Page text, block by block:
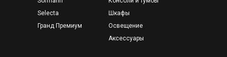
Шкафы
Освещение
Аксессуары
Selecta
Гранд Премиум